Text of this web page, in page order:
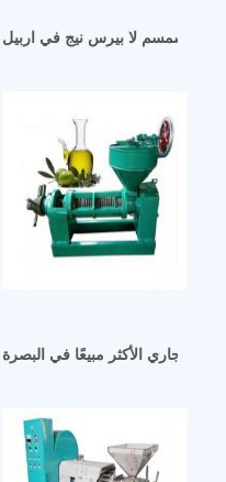
آلة
السمسم لا بيرس نيج في اربيل
التجاري الأكثر مبيعًا في البصرة